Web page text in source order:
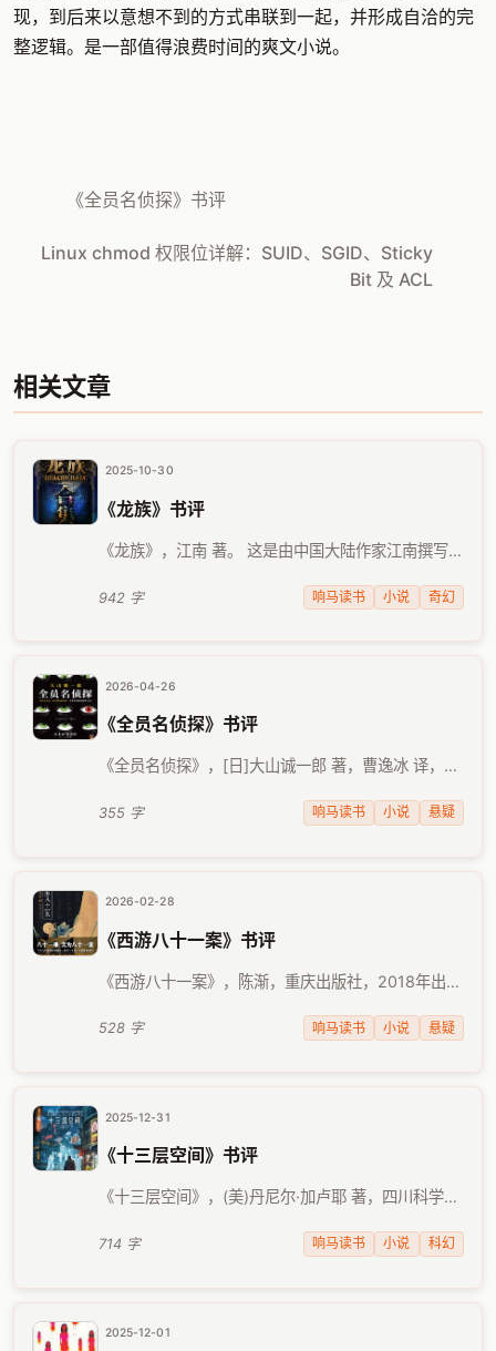
现，到后来以意想不到的方式串联到一起，并形成自洽的完
整逻辑。是一部值得浪费时间的爽文小说。
《全员名侦探》书评
Linux chmod 权限位详解：SUID、SGID、Sticky
Bit 及 ACL
相关文章
2025-10-30
《龙族》书评
《龙族》，江南 著。 这是由中国大陆作家江南撰写的
力，让人开卷后就不忍释手。于是，即使最近忙到无
微信读书平台 …
942 字 响马读书 小说 奇幻
2026-04-26
《全员名侦探》书评
《全员名侦探》，[日]大山诚一郎 著，曹逸冰 译，文
要对故事中的角色，进行必要的智力提升，才能使推
团。 …
355 字 响马读书 小说 悬疑
2026-02-28
《西游八十一案》书评
《西游八十一案》，陈渐，重庆出版社，2018年出
忽略《水浒》和《红楼梦》中那一点点故弄玄虚的神
延续原著风 …
528 字 响马读书 小说 悬疑
2025-12-31
《十三层空间》书评
《十三层空间》，(美)丹尼尔·加卢耶 著，四川科学技
《Simulacron-3》（直译应该是"幻世-3"），跟 …
714 字 响马读书 小说 科幻
2025-12-01